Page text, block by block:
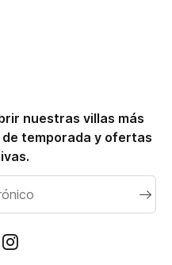
nuestras villas más
temporada y ofertas